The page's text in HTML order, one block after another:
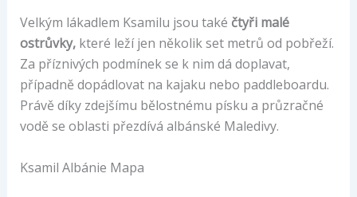
Velkým lákadlem Ksamilu jsou také čtyři malé
ostrůvky,které leží jen několik set metrů od pobřeží.
Za příznivých podmínek se k nim dá doplavat,
případně dopádlovat na kajaku nebo paddleboardu.
Právě díky zdejšímu bělostnému písku a průzračné
vodě se oblasti přezdívá albánské Maledivy.
Ksamil Albánie Mapa